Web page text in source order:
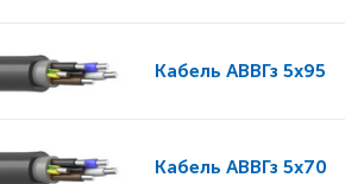
Кабель АВВГз 5x95
Кабель АВВГз 5x70